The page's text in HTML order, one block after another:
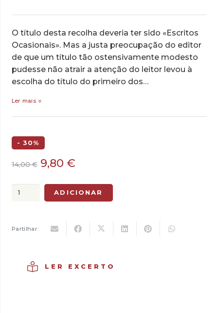
O título desta recolha deveria ter sido «Escritos
Ocasionais». Mas a justa preocupação do editor
de que um título tão ostensivamente modesto
pudesse não atrair a atenção do leitor levou à
escolha do título do primeiro dos…
Ler mais
- 30%
14,00€ O
original
era:
9,80 €
atual
é:
Quantidade
o
Outros
Escritos
ADICIONAR
Partilhar:
LER EXCERTO